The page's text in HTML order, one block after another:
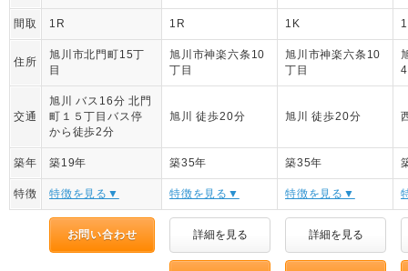
間取 1R 1R 1K
住所
旭川市北門町15丁
目
旭川市神楽六条10
丁目
旭川市神楽六条10
丁目
交通
旭川 バス16分 北門
町１５丁目バス停
から徒歩2分
旭川 徒歩20分 旭川 徒歩20分
築年 築19年 築35年 築35年
特徴 特徴を見る▼ 特徴を見る▼ 特徴を見る▼
お問い合わせ 詳細を見る 詳細を見る